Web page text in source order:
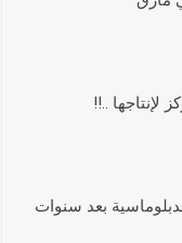
لإنتاجها ..!!
بعد سنوات